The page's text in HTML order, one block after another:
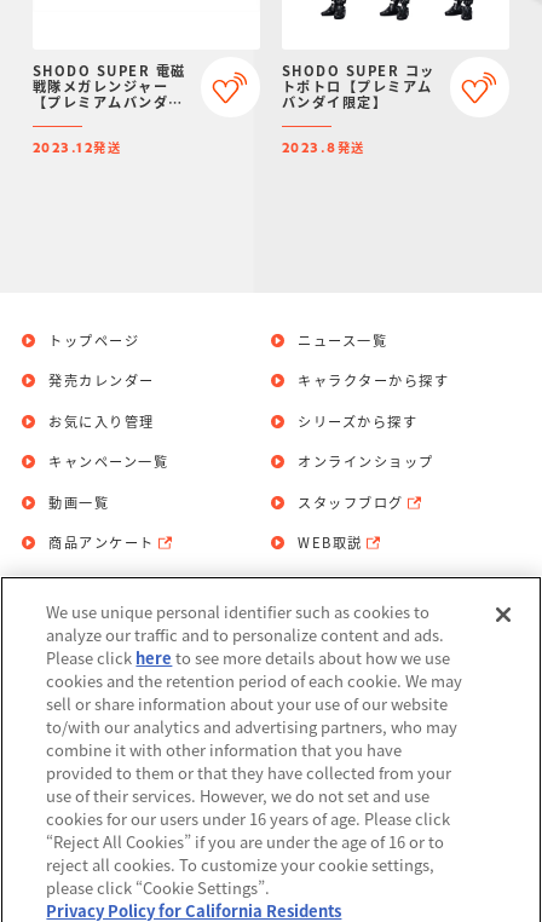
SHODO SUPER 電磁
戦隊メガレンジャー
【プレミアムバンダイ
2023.12発送
SHODO SUPER コッ
トポトロ【プレミアム
バンダイ限定】
2023.8発送
トップページ
発売カレンダー
お気に入り管理
ニュース一覧
キャラクターから探す
シリーズから探す
キャンペーン一覧
動画一覧
商品アンケート
オンラインショップ
スタッフブログ
WEB取説
お問い合わせ 個人情報保護方針
利用規約
Do Not Sell or Share My Personal
Information
アレルギー情報
©BANDAI
We use unique personal identifier such as cookies to
analyze our traffic and to personalize content and ads.
Please click here to see more details about how we use
cookies and the retention period of each cookie. We may
sell or share information about your use of our website
to/with our analytics and advertising partners, who may
combine it with other information that you have
provided to them or that they have collected from your
use of their services. However, we do not set and use
cookies for our users under 16 years of age. Please click
“Reject All Cookies” if you are under the age of 16 or to
reject all cookies. To customize your cookie settings,
please click “Cookie Settings”.
Privacy Policy for California Residents